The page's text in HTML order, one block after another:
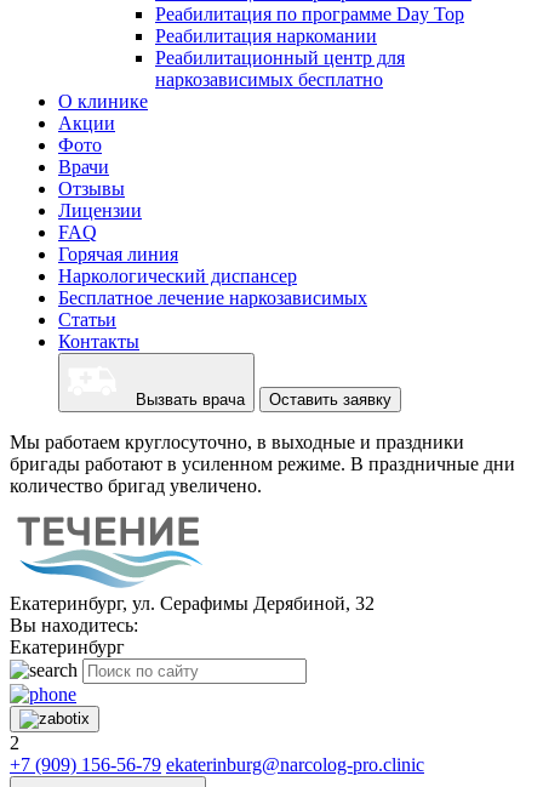
Реабилитация по программе Day Top
Реабилитация наркомании
Реабилитационный центр для
наркозависимых бесплатно
О клинике
Акции
Фото
Врачи
Отзывы
Лицензии
FAQ
Горячая линия
Наркологический диспансер
Бесплатное лечение наркозависимых
Статьи
Контакты
Вызвать врача Оставить заявку
Мы работаем круглосуточно, в выходные и праздники
бригады работают в усиленном режиме. В праздничные дни
количество бригад увеличено.
Екатеринбург, ул. Серафимы Дерябиной, 32
Вы находитесь:
Екатеринбург
2
+7 (909) 156-56-79 ekaterinburg@narcolog-pro.clinic